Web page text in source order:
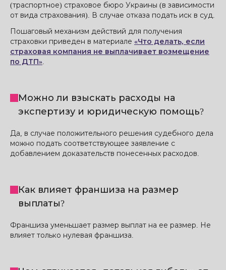
(траспортное) страховое бюро Украины (в зависимости
от вида страхования). В случае отказа подать иск в суд.
Пошаговый механизм действий для получения
страховки приведен в материале «Что делать, если
страховая компания не выплачивает возмещение
по ДТП».
Можно ли взыскать расходы на
экспертизу и юридическую помощь?
Да, в случае положительного решения судебного дела
можно подать соответствующее заявление с
добавлением доказательств понесенных расходов.
Как влияет франшиза на размер
выплаты?
Франшиза уменьшает размер выплат на ее размер. Не
влияет только нулевая франшиза.